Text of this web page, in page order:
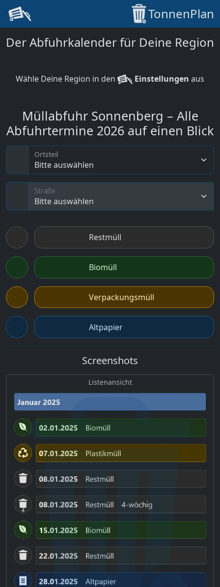
TonnenPlan
Der Abfuhrkalender für Deine Region
Wähle Deine Region in den Einstellungen aus
Müllabfuhr Sonnenberg – Alle
Abfuhrtermine 2026 auf einen Blick
Bitte auswählen
Ortsteil
Bitte auswählen
Straße
Restmüll
Biomüll
Verpackungsmüll
Altpapier
Screenshots
Listenansicht